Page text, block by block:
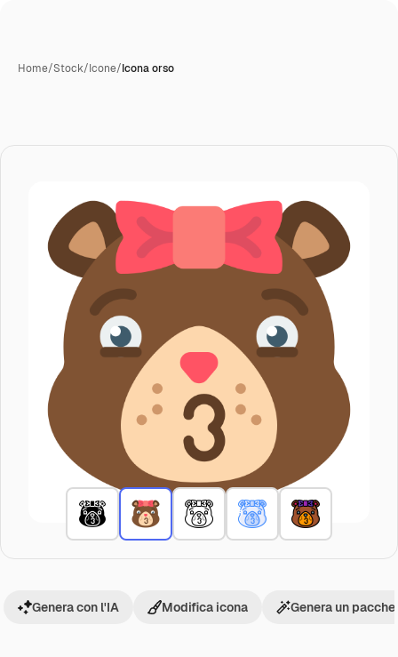
Home/Stock/Icone/Icona orso
Genera con l'IA Modifica icona Genera un